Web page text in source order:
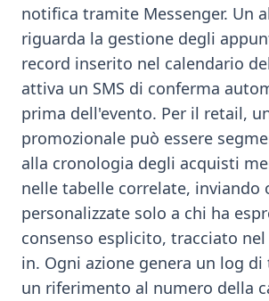
notifica tramite Messenger. Un
riguarda la gestione degli
record inserito nel calendario
attiva un SMS di conferma
prima dell'evento. Per il retail,
promozionale può essere
alla cronologia degli acquisti
nelle tabelle correlate, inviando
personalizzate solo a chi ha
consenso esplicito, tracciato
in. Ogni azione genera un log
un riferimento al numero della